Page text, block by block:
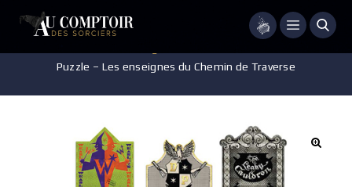
Menu
Puzzle – Les enseignes du Chemin de Traverse